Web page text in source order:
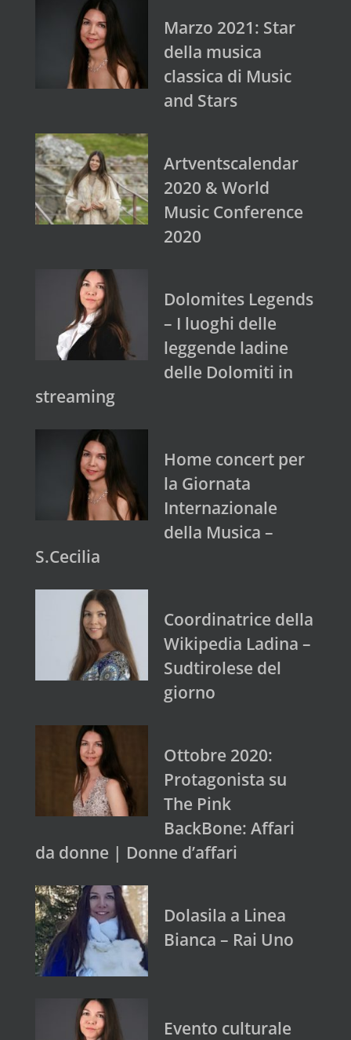
Marzo 2021: Star
della musica
classica di Music
and Stars
Artventscalendar
2020 & World
Music Conference
2020
Dolomites Legends
– I luoghi delle
leggende ladine
delle Dolomiti in
streaming
Home concert per
la Giornata
Internazionale
della Musica –
S.Cecilia
Coordinatrice della
Wikipedia Ladina –
Sudtirolese del
giorno
Ottobre 2020:
Protagonista su
The Pink
BackBone: Affari
da donne | Donne d’affari
Dolasila a Linea
Bianca – Rai Uno
Evento culturale